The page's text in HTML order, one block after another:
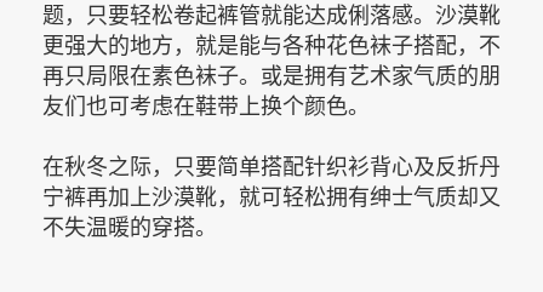
题，只要轻松卷起裤管就能达成俐落感。沙漠靴
更强大的地方，就是能与各种花色袜子搭配，不
再只局限在素色袜子。或是拥有艺术家气质的朋
友们也可考虑在鞋带上换个颜色。
在秋冬之际，只要简单搭配针织衫背心及反折丹
宁裤再加上沙漠靴，就可轻松拥有绅士气质却又
不失温暖的穿搭。